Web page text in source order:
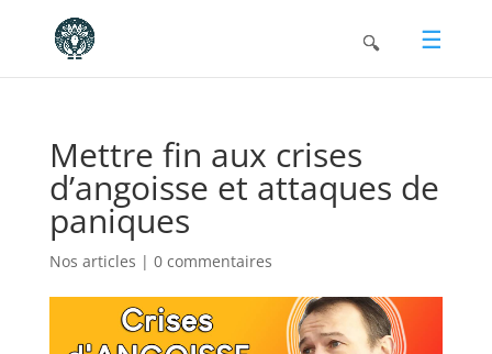
Mettre fin aux crises
d’angoisse et attaques de
paniques
Nos articles | 0 commentaires